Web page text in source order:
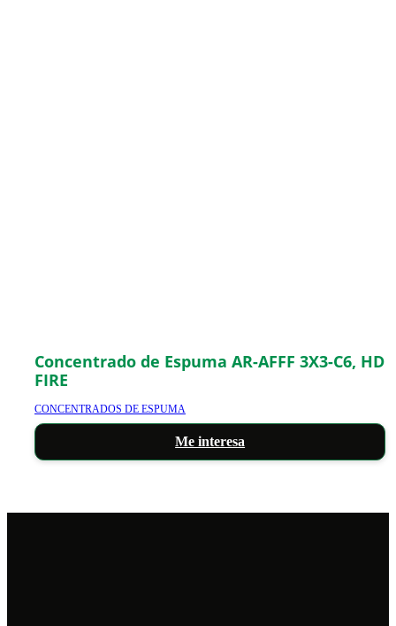
Concentrado de Espuma AR-AFFF 3X3-C6, HD
FIRE
CONCENTRADOS DE ESPUMA
Me interesa